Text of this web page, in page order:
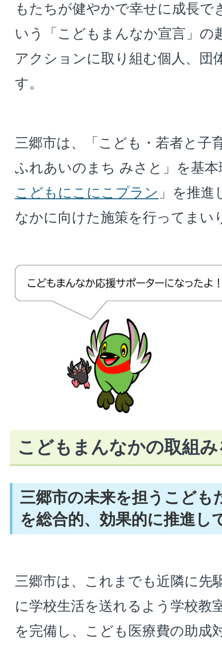
もたちが健やかで幸せに成長で
いう「こどもまんなか宣言」の
アクションに取り組む個人、団
す。
三郷市は、「こども・若者と子
ふれあいのまち みさと」を基
こどもにこにこプラン 」を推
なかに向けた施策を行ってまい
こどもまんなかの取組
三郷市の未来を担うこども
を総合的、効果的に推進し
三郷市は、これまでも近隣に先
に学校生活を送れるよう学校教
を完備し、こども医療費の助成